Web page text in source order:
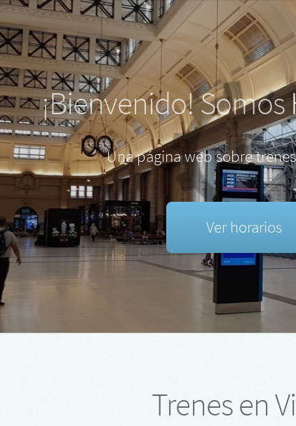
¡Bienvenido! Somos
Una página web sobre
Ver horarios
Trenes en